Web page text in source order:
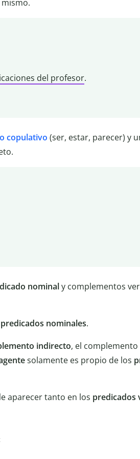
del profesor.
copulativo (ser, estar, parecer) y
nominaly complementos
predicados nominales.
indirecto, el
solamente es propio de los
aparecer tanto en los predicados